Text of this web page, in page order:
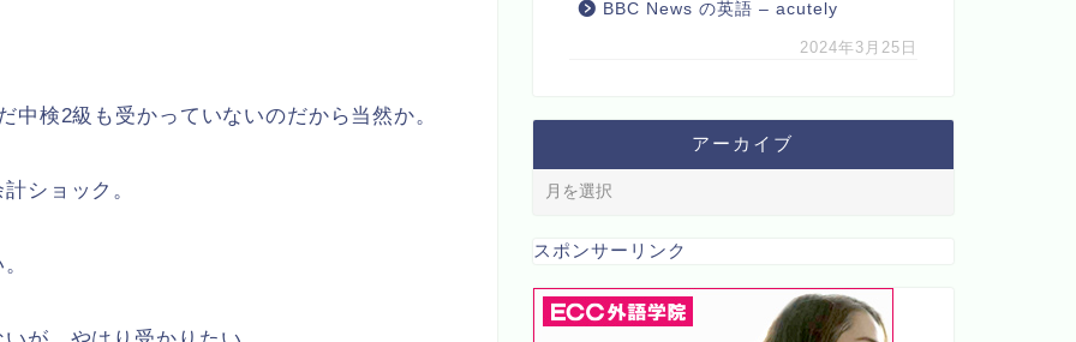
検2級も受かっていないのだから当然か。
ショック。
BBC News の英語 – acutely
2024年3月25日
アーカイブ
スポンサーリンク